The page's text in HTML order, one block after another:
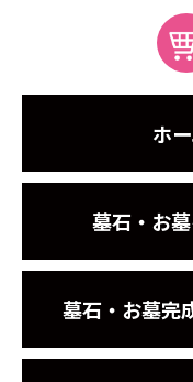
ホ
墓石・お
墓石・お墓完